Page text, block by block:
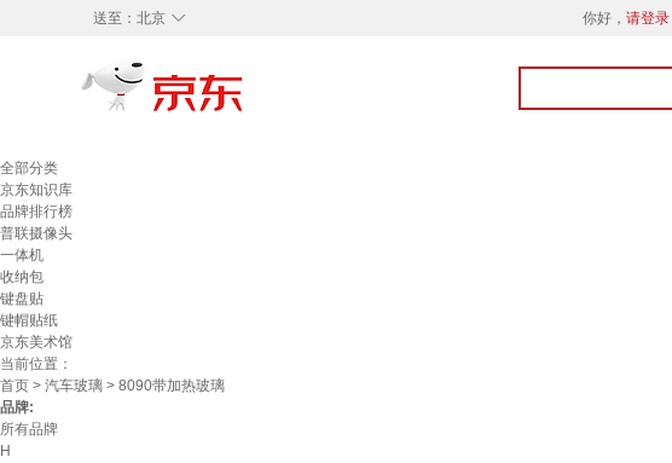
◇
送至： 北京 你好， 请登录
全部分类
京东知识库
品牌排行榜
普联摄像头
一体机
收纳包
键盘贴
键帽贴纸
京东美术馆
当前位置：
首页 > 汽车玻璃 > 8090带加热玻璃
品牌:
所有品牌
H